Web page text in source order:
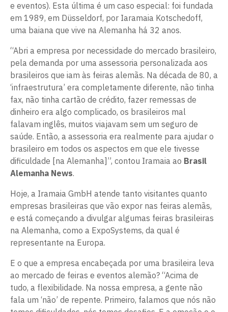
e eventos). Esta última é um caso especial: foi fundada
em 1989, em Düsseldorf, por Iaramaia Kotschedoff,
uma baiana que vive na Alemanha há 32 anos.
“Abri a empresa por necessidade do mercado brasileiro,
pela demanda por uma assessoria personalizada aos
brasileiros que iam às feiras alemãs. Na década de 80, a
‘infraestrutura’ era completamente diferente, não tinha
fax, não tinha cartão de crédito, fazer remessas de
dinheiro era algo complicado, os brasileiros mal
falavam inglês, muitos viajavam sem um seguro de
saúde. Então, a assessoria era realmente para ajudar o
brasileiro em todos os aspectos em que ele tivesse
dificuldade [na Alemanha]”, contou Iramaia ao Brasil
Alemanha News.
Hoje, a Iramaia GmbH atende tanto visitantes quanto
empresas brasileiras que vão expor nas feiras alemãs,
e está começando a divulgar algumas feiras brasileiras
na Alemanha, como a ExpoSystems, da qual é
representante na Europa.
E o que a empresa encabeçada por uma brasileira leva
ao mercado de feiras e eventos alemão? “Acima de
tudo, a flexibilidade. Na nossa empresa, a gente não
fala um ‘não’ de repente. Primeiro, falamos que nós não